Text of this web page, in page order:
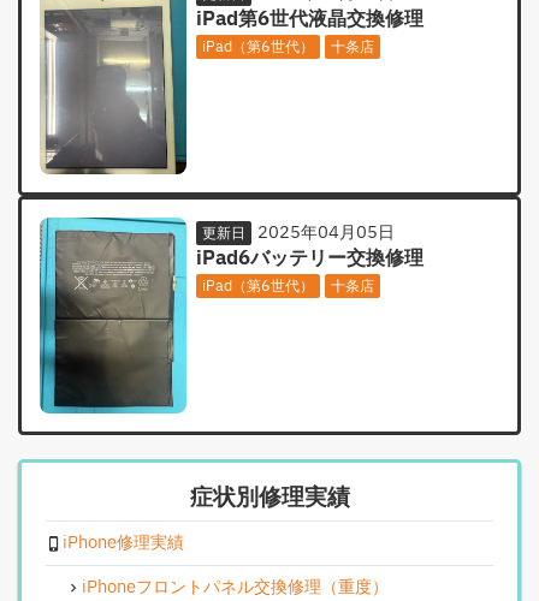
iPad第6世代液晶交換修理
iPad（第6世代） 十条店
更新日 2025年04月05日
iPad6バッテリー交換修理
iPad（第6世代） 十条店
症状別修理実績
iPhone修理実績
iPhoneフロントパネル交換修理（重度）